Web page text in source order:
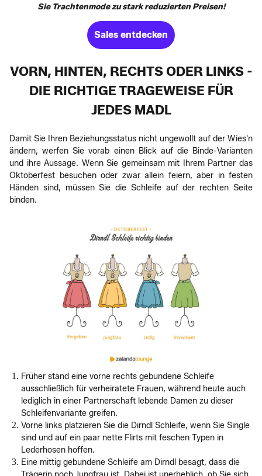
Sie Trachtenmode zu stark reduzierten Preisen!
Sales entdecken
VORN, HINTEN, RECHTS ODER LINKS -
DIE RICHTIGE TRAGEWEISE FÜR
JEDES MADL
Damit Sie Ihren Beziehungsstatus nicht ungewollt auf der Wies'n
ändern, werfen Sie vorab einen Blick auf die Binde-Varianten
und ihre Aussage. Wenn Sie gemeinsam mit Ihrem Partner das
Oktoberfest besuchen oder zwar allein feiern, aber in festen
Händen sind, müssen Sie die Schleife auf der rechten Seite
binden.
Früher stand eine vorne rechts gebundene Schleife
ausschließlich für verheiratete Frauen, während heute auch
lediglich in einer Partnerschaft lebende Damen zu dieser
Schleifenvariante greifen.
Vorne links platzieren Sie die Dirndl Schleife, wenn Sie Single
sind und auf ein paar nette Flirts mit feschen Typen in
Lederhosen hoffen.
Eine mittig gebundene Schleife am Dirndl besagt, dass die